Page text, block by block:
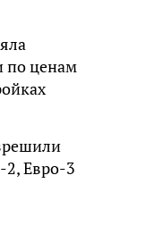
по ценам
2, Евро-3